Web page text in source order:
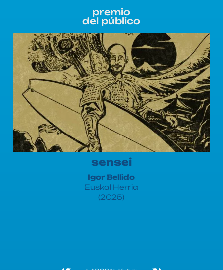
premio
del público
sensei
Igor Bellido
Euskal Herria
(2025)